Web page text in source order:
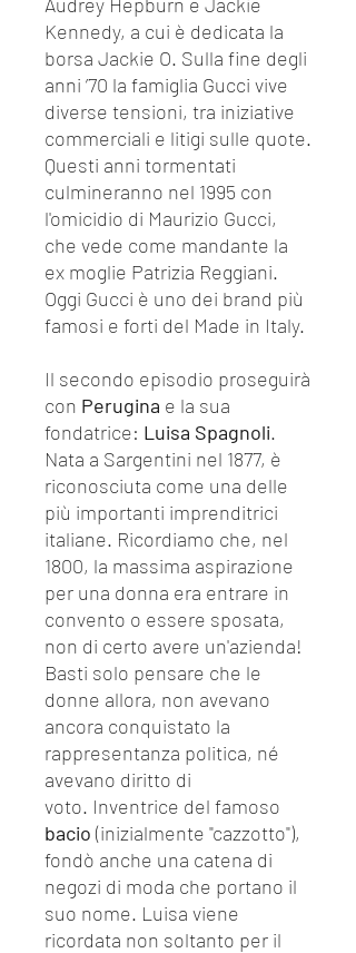
Kennedy, a cui è dedicata la
borsa Jackie O. Sulla fine degli
anni ’70 la famiglia Gucci vive
diverse tensioni, tra iniziative
commerciali e litigi sulle quote.
Questi anni tormentati
culmineranno nel 1995 con
l'omicidio di Maurizio Gucci,
che vede come mandante la
ex moglie Patrizia Reggiani.
Oggi Gucci è uno dei brand più
famosi e forti del Made in Italy.
Il secondo episodio proseguirà
con Perugina e la sua
fondatrice: Luisa Spagnoli.
Nata a Sargentini nel 1877, è
riconosciuta come una delle
più importanti imprenditrici
italiane. Ricordiamo che, nel
1800, la massima aspirazione
per una donna era entrare in
convento o essere sposata,
non di certo avere un'azienda!
Basti solo pensare che le
donne allora, non avevano
ancora conquistato la
rappresentanza politica, né
avevano diritto di
voto. Inventrice del famoso
bacio (inizialmente "cazzotto"),
fondò anche una catena di
negozi di moda che portano il
suo nome. Luisa viene
ricordata non soltanto per il